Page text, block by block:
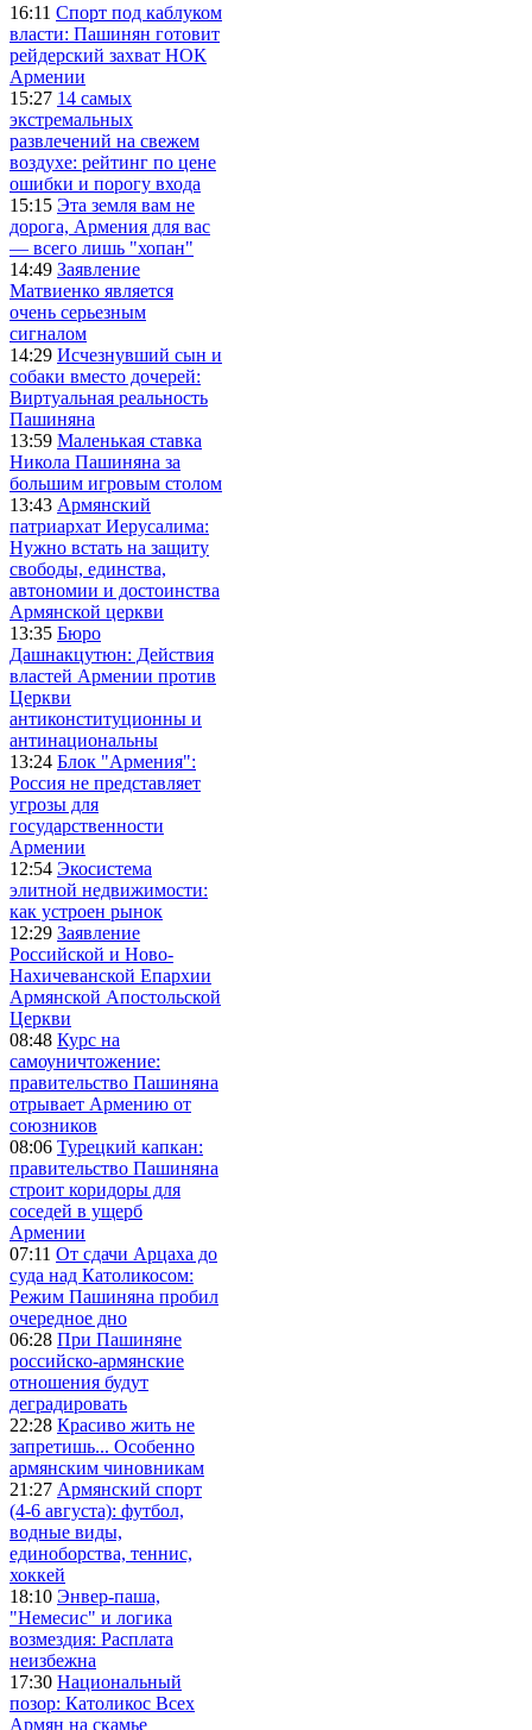
16:11 Спорт под каблуком
власти: Пашинян готовит
рейдерский захват НОК
Армении
15:27 14 самых
экстремальных
развлечений на свежем
воздухе: рейтинг по цене
ошибки и порогу входа
15:15 Эта земля вам не
дорога, Армения для вас
— всего лишь "хопан"
14:49 Заявление
Матвиенко является
очень серьезным
сигналом
14:29 Исчезнувший сын и
собаки вместо дочерей:
Виртуальная реальность
Пашиняна
13:59 Маленькая ставка
Никола Пашиняна за
большим игровым столом
13:43 Армянский
патриархат Иерусалима:
Нужно встать на защиту
свободы, единства,
автономии и достоинства
Армянской церкви
13:35 Бюро
Дашнакцутюн: Действия
властей Армении против
Церкви
антиконституционны и
антинациональны
13:24 Блок "Армения":
Россия не представляет
угрозы для
государственности
Армении
12:54 Экосистема
элитной недвижимости:
как устроен рынок
12:29 Заявление
Российской и Ново-
Нахичеванской Епархии
Армянской Апостольской
Церкви
08:48 Курс на
самоуничтожение:
правительство Пашиняна
отрывает Армению от
союзников
08:06 Турецкий капкан:
правительство Пашиняна
строит коридоры для
соседей в ущерб
Армении
07:11 От сдачи Арцаха до
суда над Католикосом:
Режим Пашиняна пробил
очередное дно
06:28 При Пашиняне
российско-армянские
отношения будут
деградировать
22:28 Красиво жить не
запретишь... Особенно
армянским чиновникам
21:27 Армянский спорт
(4-6 августа): футбол,
водные виды,
единоборства, теннис,
хоккей
18:10 Энвер-паша,
"Немесис" и логика
возмездия: Расплата
неизбежна
17:30 Национальный
позор: Католикос Всех
Армян на скамье